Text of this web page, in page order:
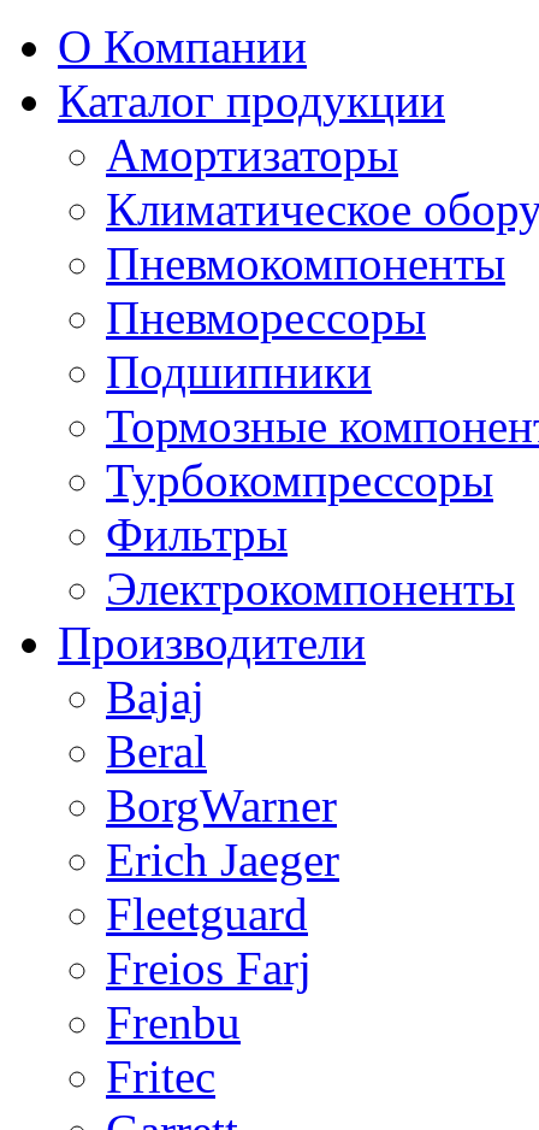
О Компании
Каталог продукции
Амортизаторы
Климатическое
Пневмокомпоненты
Пневморессоры
Подшипники
Тормозные
Турбокомпрессоры
Фильтры
Электрокомпоненты
Производители
Bajaj
Beral
BorgWarner
Erich Jaeger
Fleetguard
Freios Farj
Frenbu
Fritec